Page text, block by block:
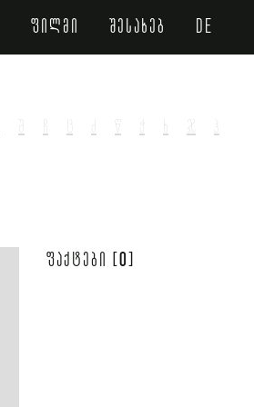
ფილმი შესახებ de
ჩ წ ჭ ხ ჯ ჰ
ფაქტები [0]